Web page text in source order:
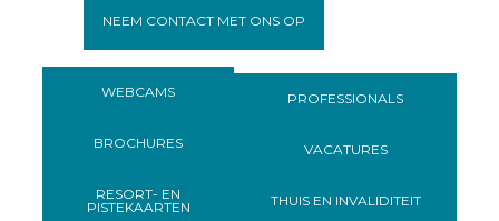
NEEM CONTACT MET ONS OP
WEBCAMS
BROCHURES
RESORT- EN
PISTEKAARTEN
PROFESSIONALS
VACATURES
THUIS EN INVALIDITEIT